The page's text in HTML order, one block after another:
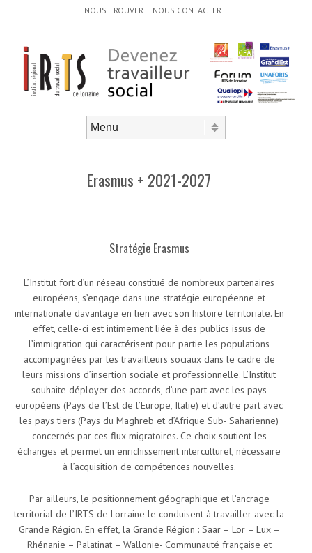
NOUS TROUVER NOUS CONTACTER
Erasmus + 2021-2027
Stratégie Erasmus
L’Institut fort d’un réseau constitué de nombreux partenaires
européens, s’engage dans une stratégie européenne et
internationale davantage en lien avec son histoire territoriale. En
effet, celle-ci est intimement liée à des publics issus de
l’immigration qui caractérisent pour partie les populations
accompagnées par les travailleurs sociaux dans le cadre de
leurs missions d’insertion sociale et professionnelle. L’Institut
souhaite déployer des accords, d’une part avec les pays
européens (Pays de l’Est de l’Europe, Italie) et d’autre part avec
les pays tiers (Pays du Maghreb et d’Afrique Sub- Saharienne)
concernés par ces flux migratoires. Ce choix soutient les
échanges et permet un enrichissement interculturel, nécessaire
à l’acquisition de compétences nouvelles.
Par ailleurs, le positionnement géographique et l’ancrage
territorial de l’IRTS de Lorraine le conduisent à travailler avec la
Grande Région. En effet, la Grande Région : Saar – Lor – Lux –
Rhénanie – Palatinat – Wallonie- Communauté française et